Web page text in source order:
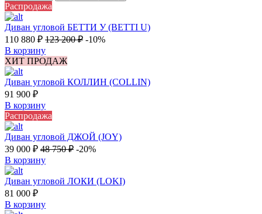
Распродажа
Диван угловой БЕТТИ У (BETTI U)
110 880 ₽ 123 200₽ -10%
В корзину
ХИТ ПРОДАЖ
Диван угловой КОЛЛИН (COLLIN)
91 900 ₽
В корзину
Распродажа
Диван угловой ДЖОЙ (JOY)
39 000 ₽ 48 750₽ -20%
В корзину
Диван угловой ЛОКИ (LOKI)
81 000 ₽
В корзину